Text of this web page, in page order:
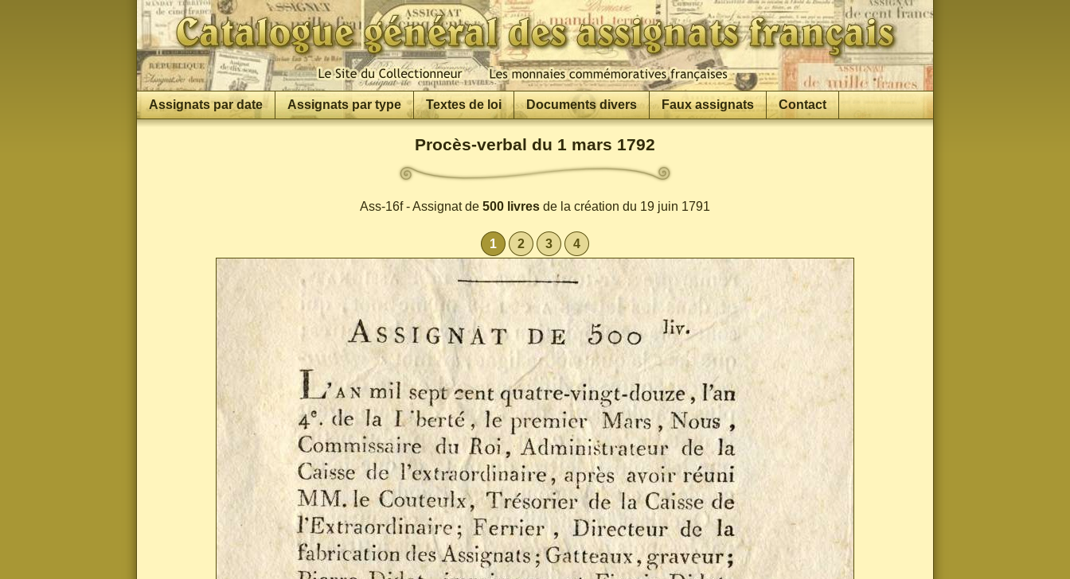
Assignats par date Assignats par type Textes de loi Documents divers Faux assignats Contact
Procès-verbal du 1 mars 1792
Ass-16f - Assignat de 500 livres de la création du 19 juin 1791
1 2 3 4